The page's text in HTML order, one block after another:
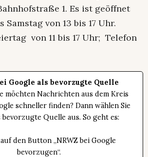
1. Es ist geöffnet
Samstag von 13 bis 17 Uhr.
von 11 bis 17 Uhr; Telefon
Google als bevorzugte Quelle
möchten Nachrichten aus dem Kreis
schneller finden? Dann wählen Sie
bevorzugte Quelle aus. So geht es:
den Button „NRWZ bei Google
bevorzugen“.